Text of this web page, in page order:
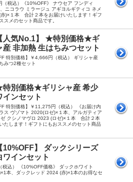
（税込）《10%OFF》 ナウセア フンディ
ニコラウ ミラージュ アギヨルギティコ ネメ
)×１本 合計２本をお届けいたします！ギフ
スメのセット商品です。
人気No.1】 ★特別価格★ギ
産 非加熱 生はちみつセット
特別価格】￥4,666円（税込） ギリシャ産
みつ2種セット
別価格★ギリシャ産 希少
インセット
特別価格】￥11,275円（税込） 《お届け内
ス ヴゾマト 2020(ロゼ)×１本、アルガティア
ゼ クシノマヴロ 2023 (ロゼ)×１本 合計２本
たします！ギフトにもおススメのセット商品
10%OFF】 ダックシリーズ
ワインセット
税込） 《10%OFF価格》 ダックホワイト
本、ダックレッド 2024 (赤)×1本のお得なセ